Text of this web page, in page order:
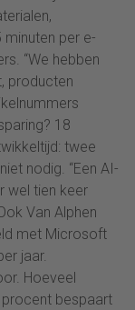
per e-
“We hebben
producten
18
twee
nodig. “Een AI-
wel tien keer
Van Alphen
met Microsoft
jaar.
Hoeveel
procent bespaart